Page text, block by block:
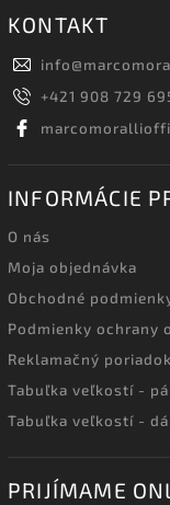
KONTAKT
info@
+421 908 729
INFORMÁCIE
O nás
Moja objednávka
Obchodné
Podmienky ochrany
Reklamačný poriadok
Tabuľka veľkostí -
Tabuľka veľkostí -
PRIJÍMAME